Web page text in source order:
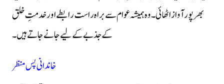
بھرپور آواز اٹھائی۔ وہ ہمیشہ عوام سے براہ راست رابطے اور خدمتِ خلق
کے جذبے کے لیے جانے جاتے ہیں۔
خاندانی پس منظر